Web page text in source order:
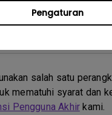
Pengaturan
salah satu
mematuhi syarat dan
Pengguna Akhirkami.